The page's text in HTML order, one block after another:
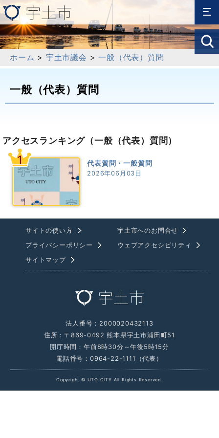
ホーム > 宇土市議会 >一般（代表）質問
一般（代表）質問
アクセスランキング （一般（代表）質問）
1 代表質問・一般質問
2026年06月03日
サイトの使い方
宇土市へのお問合せ
プライバシーポリシー
ウェブアクセシビリティ
サイトマップ
法人番号：2000020432113
住所：〒869-0492 熊本県宇土市浦田町51
開庁時間：午前8時30分～午後5時15分
電話番号：0964-22-1111（代表）
Copyright © UTO CITY All Rights Reserved.